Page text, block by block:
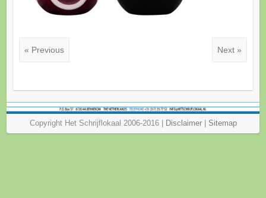
« Previous Next »
Copyright Het Schrijflokaal 2006-2016 | Disclaimer| Sitemap